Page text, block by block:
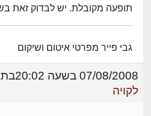
תופעה מקובלת. יש לבדוק זאת
גבי פייר מפרטי איטום ושיקום
07/08/2008 בשעה 20:02
לקויה